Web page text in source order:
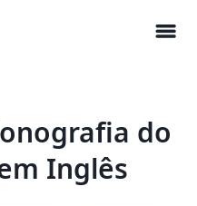
menu
do
Inglês